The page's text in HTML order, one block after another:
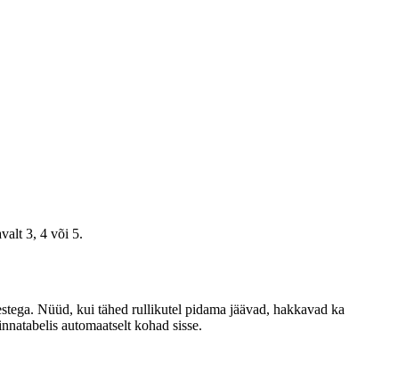
3, 4 või 5.
Nüüd, kui tähed rullikutel pidama jäävad, hakkavad ka
automaatselt kohad sisse.